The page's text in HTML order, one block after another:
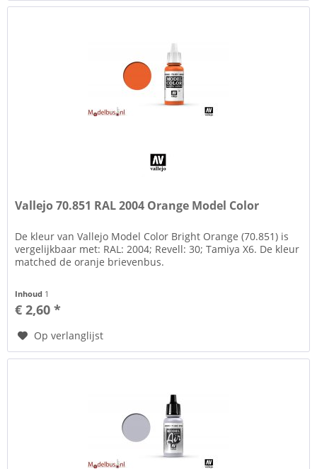
Vallejo 70.851 RAL 2004 Orange Model Color
De kleur van Vallejo Model Color Bright Orange (70.851) is
vergelijkbaar met: RAL: 2004; Revell: 30; Tamiya X6. De kleur
matched de oranje brievenbus.
Inhoud 1
€ 2,60 *
Op verlanglijst